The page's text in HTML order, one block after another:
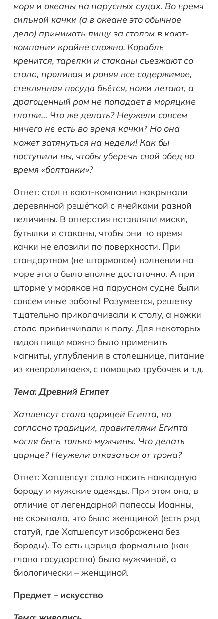
моря и океаны на парусных судах. Во время
сильной качки (а в океане это обычное
дело) принимать пищу за столом в кают-
компании крайне сложно. Корабль
кренится, тарелки и стаканы съезжают со
стола, проливая и роняя все содержимое,
стеклянная посуда бьётся, ножи летают, а
драгоценный ром не попадает в моряцкие
глотки… Что же делать? Неужели совсем
ничего не есть во время качки? Но она
может затянуться на недели! Как бы
поступили вы, чтобы уберечь свой обед во
время «болтанки»?
Ответ: стол в кают-компании накрывали
деревянной решёткой с ячейками разной
величины. В отверстия вставляли миски,
бутылки и стаканы, чтобы они во время
качки не елозили по поверхности. При
стандартном (не штормовом) волнении на
море этого было вполне достаточно. А при
шторме у моряков на парусном судне были
совсем иные заботы! Разумеется, решетку
тщательно приколачивали к столу, а ножки
стола привинчивали к полу. Для некоторых
видов пищи можно было применить
магниты, углубления в столешнице, питание
из «непроливаек», с помощью трубочек и т.д.
Тема: Древний Египет
Хатшепсут стала царицей Египта, но
согласно традиции, правителями Египта
могли быть только мужчины. Что делать
царице? Неужели отказаться от трона?
Ответ: Хатшепсут стала носить накладную
бороду и мужские одежды. При этом она, в
отличие от легендарной папессы Иоанны,
не скрывала, что была женщиной (есть ряд
статуй, где Хатшепсут изображена без
бороды). То есть царица формально (как
глава государства) была мужчиной, а
биологически – женщиной.
Предмет – искусство